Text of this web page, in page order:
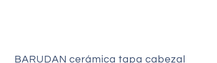
BARUDAN cerámica tapa cabezal